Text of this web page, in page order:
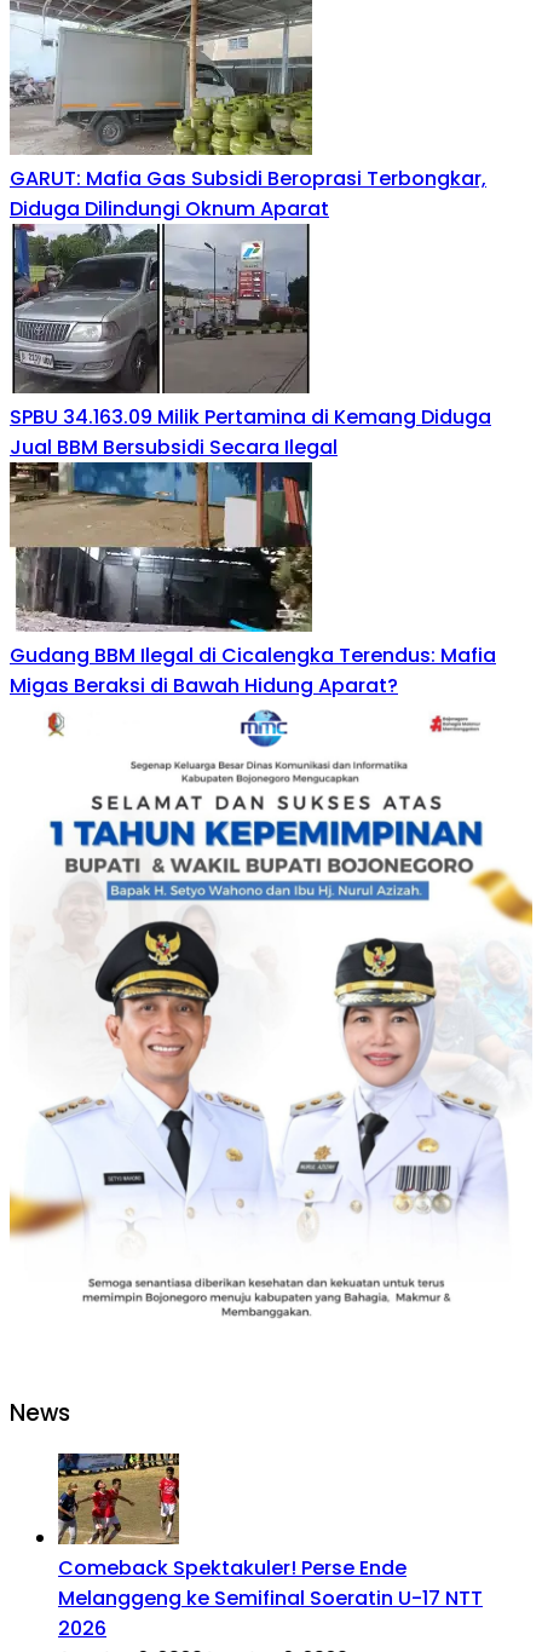
GARUT: Mafia Gas Subsidi Beroprasi Terbongkar,
Diduga Dilindungi Oknum Aparat
SPBU 34.163.09 Milik Pertamina di Kemang Diduga
Jual BBM Bersubsidi Secara Ilegal
Gudang BBM Ilegal di Cicalengka Terendus: Mafia
Migas Beraksi di Bawah Hidung Aparat?
News
Comeback Spektakuler! Perse Ende
Melanggeng ke Semifinal Soeratin U-17 NTT
2026